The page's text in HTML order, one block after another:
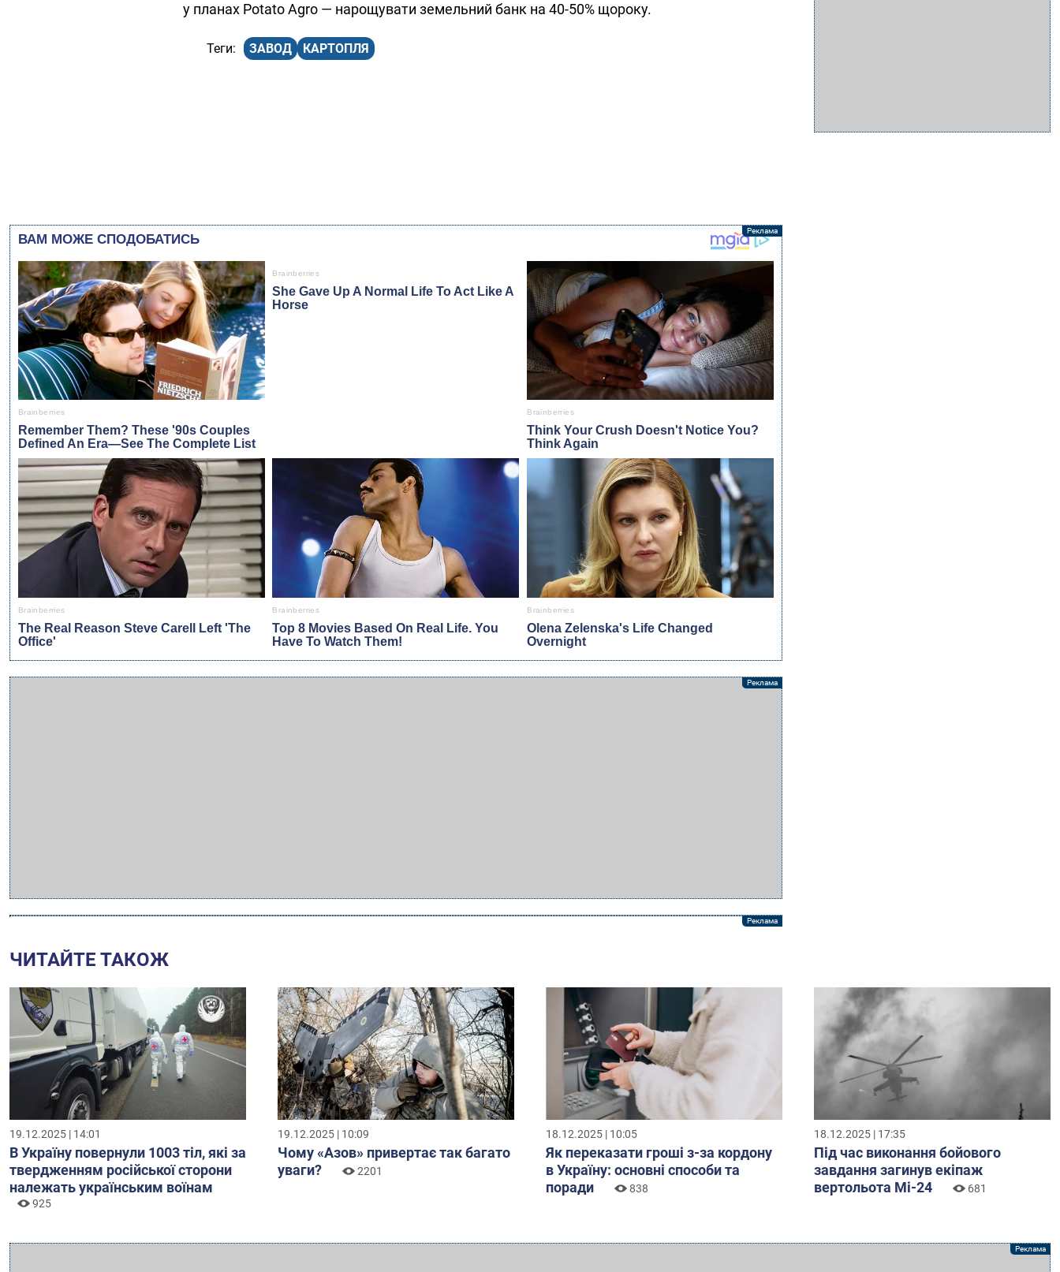
у планах Potato Agro — нарощувати земельний банк на 40-50% щороку.
ЗАВОД КАРТОПЛЯ
ЧИТАЙТЕ ТАКОЖ
19.12.2025 | 14:01
В Україну повернули 1003 тіл, які за
твердженням російської сторони
належать українським воїнам
925
19.12.2025 | 10:09
Чому «Азов» привертає так багато
уваги?
2201
18.12.2025 | 10:05
Як переказати гроші з-за кордону
в Україну: основні способи та
поради
838
18.12.2025 | 17:35
Під час виконання бойового
завдання загинув екіпаж
вертольота Мі-24
681